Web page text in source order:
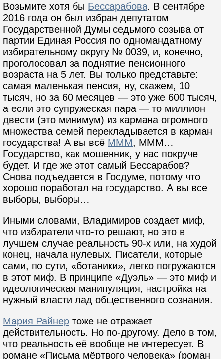
Возьмите хотя бы Бессарабова. В сентябре
2016 года он был избран депутатом
Государственной Думы седьмого созыва от
партии Единая Россия по одномандатному
избирательному округу № 0039, и, конечно,
проголосовал за поднятие пенсионного
возраста на 5 лет. Вы только представьте:
самая маленькая пенсия, ну, скажем, 10
тысяч, но за 60 месяцев — это уже 600 тысяч,
а если это супружеская пара — то миллион
двести (это минимум) из кармана огромного
множества семей перекладывается в карман
государства! А вы всё МММ, МММ…
Государство, как мошенник, у нас покруче
будет. И где же этот самый Бессарабов?
Снова подъедается в Госдуме, потому что
хорошо поработал на государство. А вы все
выборы, выборы…
Иными словами, Владимиров создает миф,
что избиратели что-то решают, но это в
лучшем случае реальность 90-х или, на худой
конец, начала нулевых. Писатели, которые
сами, по сути, «ботаники», легко погружаются
в этот миф. В принципе «Дуэль» — это миф и
идеологическая манипуляция, настройка на
нужный власти лад общественного сознания.
Мария Райнер тоже не отражает
действительность. Но по-другому. Дело в том,
что реальность её вообще не интересует. В
романе «Письма мёртвого человека» (роман